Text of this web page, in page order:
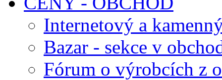
Internetový a
Bazar - sekce v
Fórum o výrobcích z